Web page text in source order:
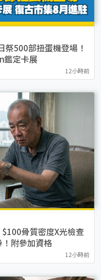
500部扭蛋機登場！
鑑定卡展
12小時前
骨質密度X光檢查
附參加資格
12小時前